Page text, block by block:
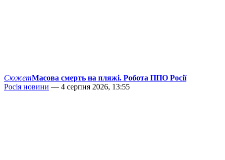
СюжетМасова смерть на пляжі. Робота ППО Росії
Росія новини — 4 серпня 2026, 13:55